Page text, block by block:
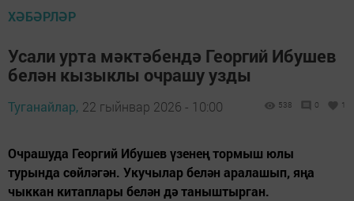
ХӘБӘРЛӘР
Усали урта мәктәбендә Георгий Ибушев
белән кызыклы очрашу узды
Туганайлар, 22 гыйнвар 2026 - 10:00 538 0 1
Очрашуда Георгий Ибушев үзенең тормыш юлы
турында сөйләгән. Укучылар белән аралашып, яңа
чыккан китаплары белән дә таныштырган.